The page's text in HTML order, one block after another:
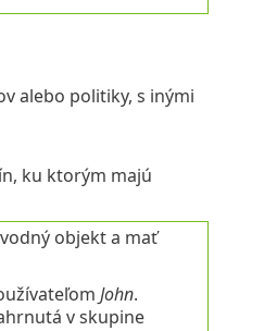
alebo politiky, s inými
ku ktorým majú
objekt a mať
John.
v skupine